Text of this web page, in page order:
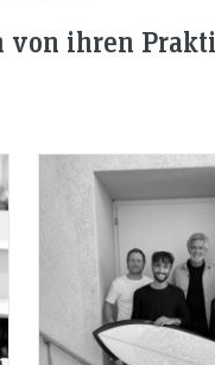
von ihren